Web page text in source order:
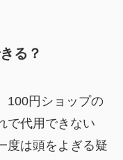
る？
100円ショップの
で代用できない
度は頭をよぎる疑